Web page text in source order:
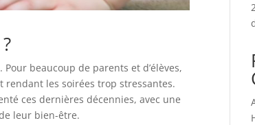
beaucoup de parents et d’élèves,
les soirées trop stressantes.
ces dernières décennies, avec une
leur bien-être.